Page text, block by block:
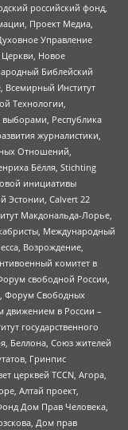
российский фонд,
Проект Медиа,
Управление
Церкви, Новое
Библейский
Всемирный Институт
Технологии,
выборами, Республика
журналистики,
Отношений,
Бёлля, Stichting
инициативы
Эстонии, Calvert 22
Макдональда-Лорье,
Международный
Возрождение,
комитет в
свободной России,
Форум Свободных
движением в России –
государственного
Беллона, Союз жителей
Гринпис
церквей TCCN, Агора,
Алтай проект,
Дом Прав Человека,
Дом прав